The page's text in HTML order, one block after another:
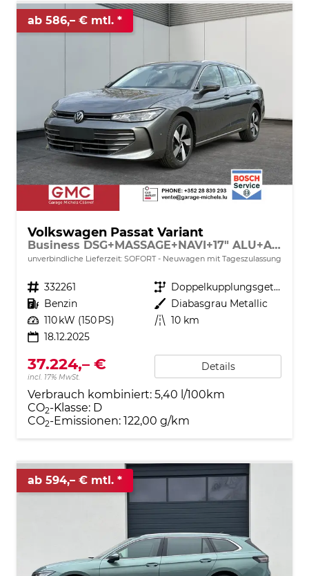
ab 586,– € mtl.
Volkswagen Passat Variant
Business DSG+MASSAGE+NAVI+17" ALU+ACC+KAMERA+LED
unverbindliche Lieferzeit: SOFORT Neuwagen mit Tageszulassung
Fahrzeugnr. 332261 Getriebe
Doppelkupplungsgetriebe (DSG)
Kraftstoff Benzin Außenfarbe Diabasgrau Metallic
Leistung 110 kW (150 PS) Kilometerstand 10 km
18.12.2025
37.224,– €
incl. 17% MwSt.
Details
Verbrauch kombiniert: 5,40 l/100km
CO2-Klasse: D
CO2-Emissionen: 122,00 g/km
ab 594,– € mtl.